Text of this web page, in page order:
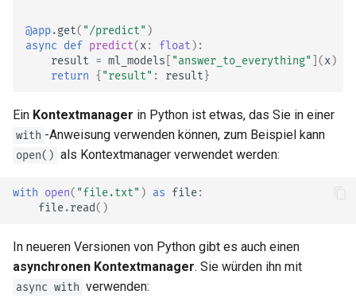
@app.get( "/predict" )
async def predict(x: float ):
result = ml_models "answer_to_everything" ](x)
return { "result" : result }
Ein Kontextmanager in Python ist etwas, das Sie in einer
with -Anweisung verwenden können, zum Beispiel kann
open() als Kontextmanager verwendet werden:
with open( "file.txt" ) as file:
file.read()
In neueren Versionen von Python gibt es auch einen
asynchronen Kontextmanager. Sie würden ihn mit
async with verwenden: